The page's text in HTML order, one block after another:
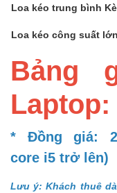
Loa kéo trung bình
Loa kéo công suất
Bảng
Laptop:
* Đồng giá:
core i5 trở lên)
Lưu ý: Khách thuê